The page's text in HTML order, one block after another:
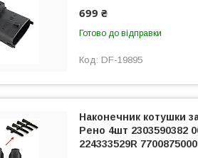
699 ₴
Готово до відправки
DF-19895
Наконечник котушки
Рено 4шт 2303590382
224333529R 7700875000